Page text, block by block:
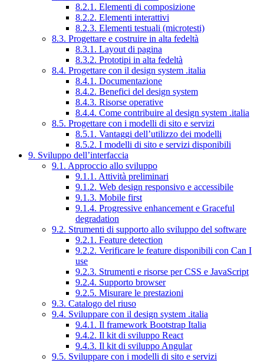
8.2.1. Elementi di composizione
8.2.2. Elementi interattivi
8.2.3. Elementi testuali (microtesti)
8.3. Progettare e costruire in alta fedeltà
8.3.1. Layout di pagina
8.3.2. Prototipi in alta fedeltà
8.4. Progettare con il design system .italia
8.4.1. Documentazione
8.4.2. Benefici del design system
8.4.3. Risorse operative
8.4.4. Come contribuire al design system .italia
8.5. Progettare con i modelli di sito e servizi
8.5.1. Vantaggi dell’utilizzo dei modelli
8.5.2. I modelli di sito e servizi disponibili
9. Sviluppo dell’interfaccia
9.1. Approccio allo sviluppo
9.1.1. Attività preliminari
9.1.2. Web design responsivo e accessibile
9.1.3. Mobile first
9.1.4. Progressive enhancement e Graceful
degradation
9.2. Strumenti di supporto allo sviluppo del software
9.2.1. Feature detection
9.2.2. Verificare le feature disponibili con Can I
use
9.2.3. Strumenti e risorse per CSS e JavaScript
9.2.4. Supporto browser
9.2.5. Misurare le prestazioni
9.3. Catalogo del riuso
9.4. Sviluppare con il design system .italia
9.4.1. Il framework Bootstrap Italia
9.4.2. Il kit di sviluppo React
9.4.3. Il kit di sviluppo Angular
9.5. Sviluppare con i modelli di sito e servizi